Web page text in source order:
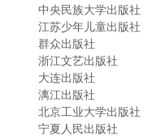
中央民族大学出版社
江苏少年儿童出版社
群众出版社
浙江文艺出版社
大连出版社
漓江出版社
北京工业大学出版社
宁夏人民出版社